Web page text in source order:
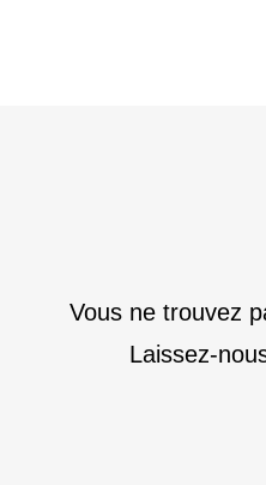
Vous ne trouvez
Laissez-